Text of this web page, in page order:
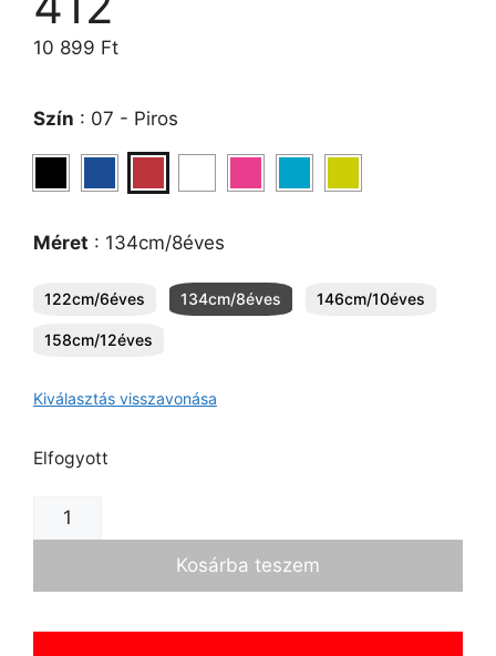
10 899 Ft
Szín : 07 - Piros
Méret : 134cm/8éves
122cm/6éves 134cm/8éves 146cm/10éves
158cm/12éves
Kiválasztás visszavonása
Elfogyott
Kosárba teszem